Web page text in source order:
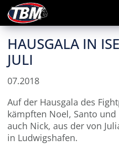
HAUSGALA IN
JULI
07.2018
Auf der Hausgala des
kämpften Noel, Santo
auch Nick, aus der von
in Ludwigshafen.